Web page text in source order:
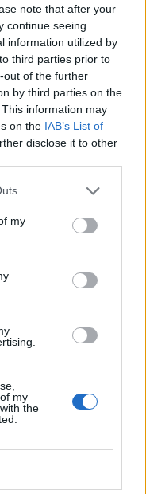
note that after your
continue seeing
information utilized by
third parties prior to
out of the further
by third parties on the
information may
on the IAB’s List of
disclose it to other
my
my
the
sur le forum, pour
anglais (coucou
des bonus